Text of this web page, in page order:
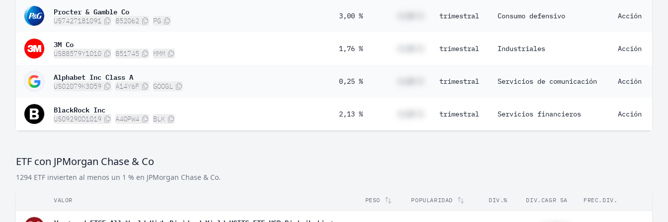
Procter & Gamble Co
US7427181091 852062 PG
3,00 % trimestral Consumo defensivo Acción
3M Co
US88579Y1010 851745 MMM
1,76 % trimestral Industriales Acción
Alphabet Inc Class A
US02079K3059 A14Y6F GOOGL
0,25 % trimestral Servicios de comunicación Acción
BlackRock Inc
US09290D1019 A40PW4 BLK
2,13 % trimestral Servicios financieros Acción
ETF con JPMorgan Chase & Co
1294 ETF invierten al menos un 1 % en JPMorgan Chase & Co.
VALOR PESO POPULARIDAD DIV.% DIV.CAGR 5A FREC.DIV.